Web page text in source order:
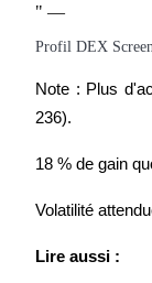
Obtenez des
" —
Profil DEX
Note : Plus
236).
18 % de gain
Volatilité
Lire aussi :